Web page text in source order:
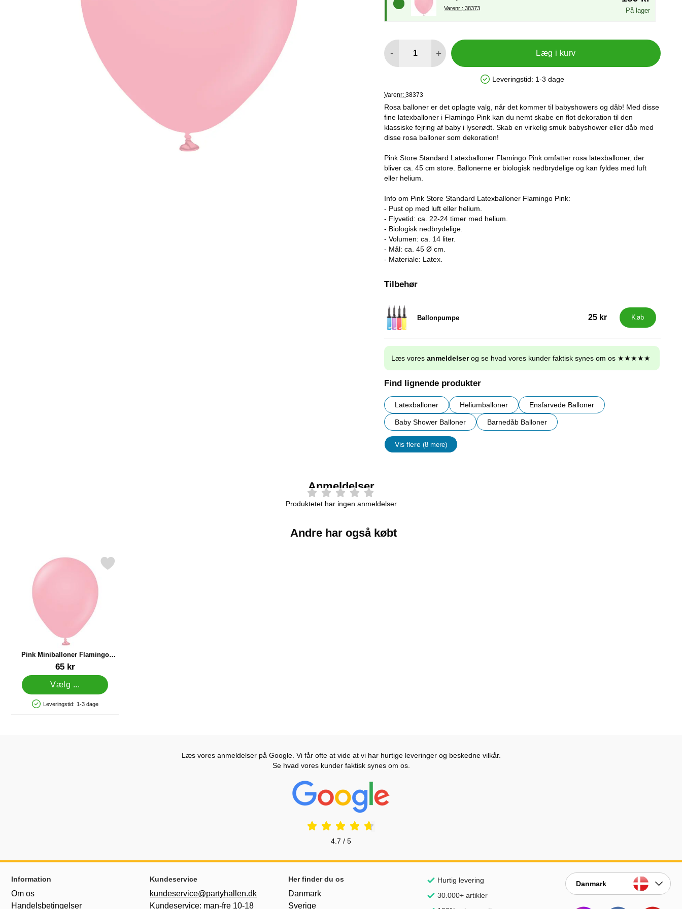
Varenr : 38373 På lager
- + Læg i kurv
Produkttilgængelighed: På lager
Leveringstid: 1-3 dage
Varenr: 38373
Rosa balloner er det oplagte valg, når det kommer til babyshowers og dåb! Med disse
fine latexballoner i Flamingo Pink kan du nemt skabe en flot dekoration til den
klassiske fejring af baby i lyserødt. Skab en virkelig smuk babyshower eller dåb med
disse rosa balloner som dekoration!
Pink Store Standard Latexballoner Flamingo Pink omfatter rosa latexballoner, der
bliver ca. 45 cm store. Ballonerne er biologisk nedbrydelige og kan fyldes med luft
eller helium.
Info om Pink Store Standard Latexballoner Flamingo Pink:
- Pust op med luft eller helium.
- Flyvetid: ca. 22-24 timer med helium.
- Biologisk nedbrydelige.
- Volumen: ca. 14 liter.
- Mål: ca. 45 Ø cm.
- Materiale: Latex.
Tilbehør
Ballonpumpe
Varenr 9838 25 kr Køb
Læs vores anmeldelserog se hvad vores kunder faktisk synes om os ★★★★★
Find lignende produkter
Latexballoner Heliumballoner Ensfarvede Balloner
Baby Shower Balloner Barnedåb Balloner
Vis flere (8 mere)
Egenskaper
Anmeldelser
Produktetet har ingen anmeldelser
Andre har også købt
Pink Miniballoner Flamingo
Pink 100-pak
65 kr
Vælg ...
Produkttilgængelighed: På lager
Leveringstid: 1-3 dage
Markér pink Miniballoner Flamingo Pink 100-pak som favorit
Læs vores anmeldelser på Google. Vi får ofte at vide at vi har hurtige leveringer og beskedne vilkår.
Se hvad vores kunder faktisk synes om os.
Prisjakt Anmeldelser: 4.7 Stjerne
4.7 / 5
Sidefodsinhold Blandet info og links
Information
Om os
Handelsbetingelser
Kundeservice
kundeservice@partyhallen.dk
Kundeservice: man-fre 10-18
Her finder du os
Danmark
Sverige
Hurtig levering
30.000+ artikler
Danmark